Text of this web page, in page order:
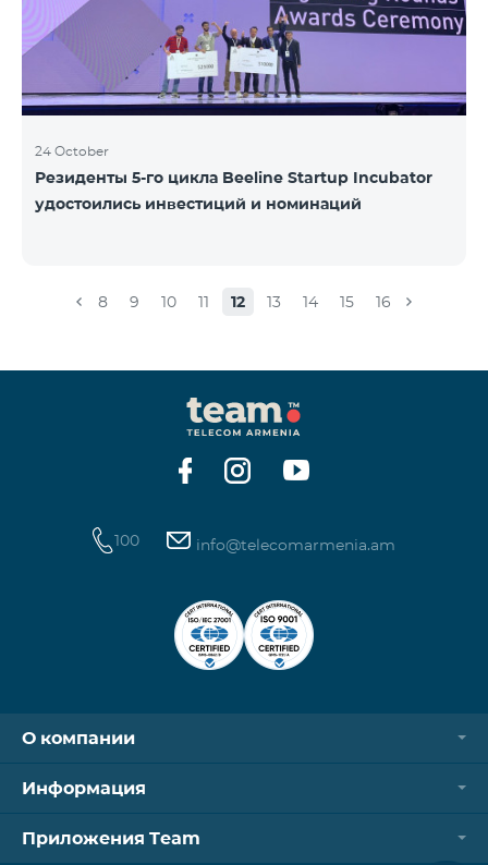
24 October
Резиденты 5-го цикла Beeline Startup Incubator
удостоились инвестиций и номинаций
8 9 10 11 12 13 14 15 16
100 info@telecomarmenia.am
О компании
Информация
Приложения Team